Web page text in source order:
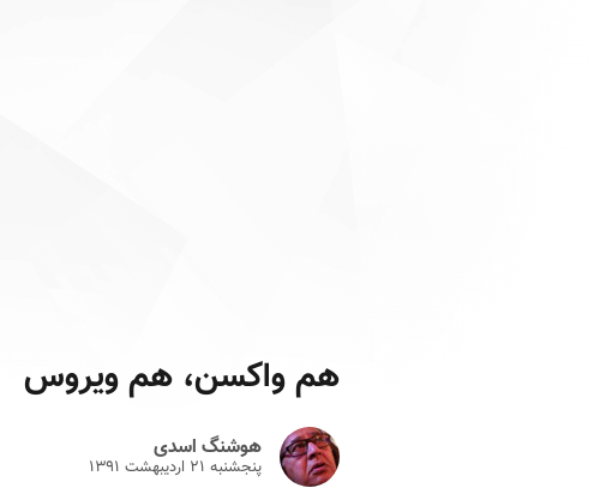
هم واکسن، هم ویروس
هوشنگ اسدی
پنجشنبه ۲۱ ارديبهشت ۱۳۹۱